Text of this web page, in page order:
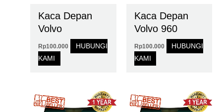
Kaca Depan
Volvo
Rp100.000
HUBUNGI
KAMI
Kaca Depan
Volvo 960
Rp100.000
HUBUNGI
KAMI